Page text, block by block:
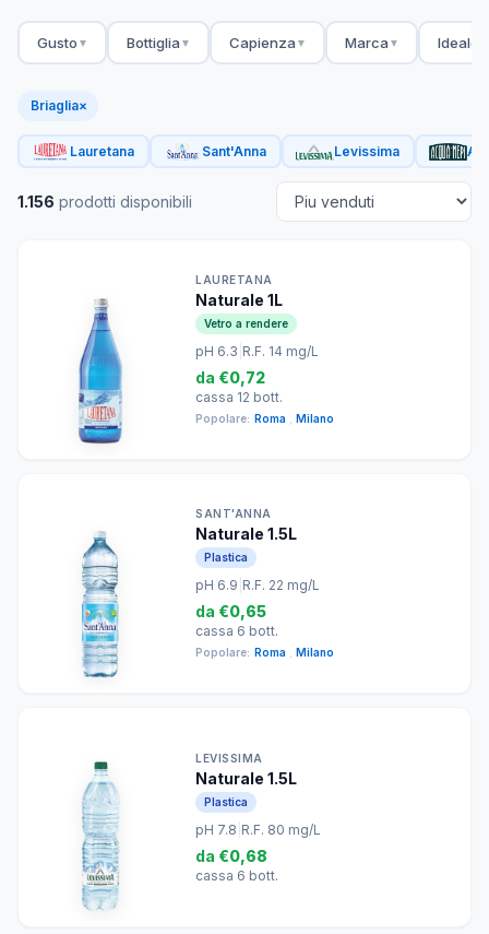
Gusto ▼ Bottiglia ▼ Capienza ▼ Marca ▼ Ideale
Briaglia×
Lauretana Sant'Anna Levissima
1.156 prodotti disponibili
LAURETANA
Naturale 1L
Vetro a rendere
pH 6.3 R.F. 14 mg/L
da €0,72
cassa 12 bott.
Popolare: Roma Milano
SANT'ANNA
Naturale 1.5L
Plastica
pH 6.9 R.F. 22 mg/L
da €0,65
cassa 6 bott.
Popolare: Roma Milano
LEVISSIMA
Naturale 1.5L
Plastica
pH 7.8 R.F. 80 mg/L
da €0,68
cassa 6 bott.